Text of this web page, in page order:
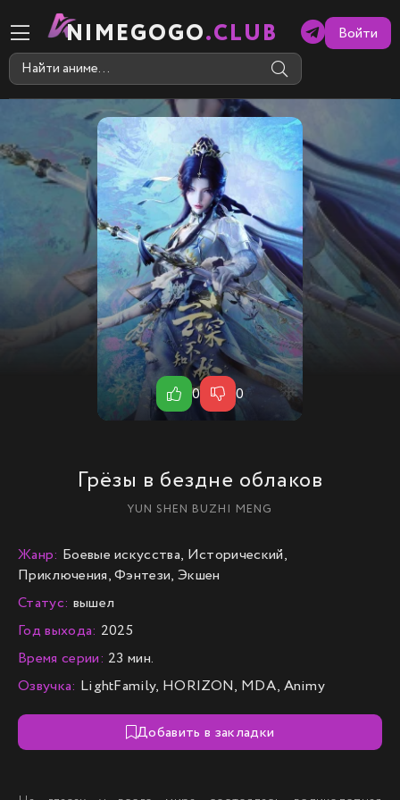
NIMEGOGO.CLUB Войти
Грёзы в бездне облаков
YUN SHEN BUZHI MENG
0 0
Жанр: Боевые искусства, Исторический,
Приключения, Фэнтези, Экшен
Статус: вышел
Год выхода: 2025
Время серии: 23 мин.
Озвучка: LightFamily, HORIZON, MDA, Animy
Добавить в закладки